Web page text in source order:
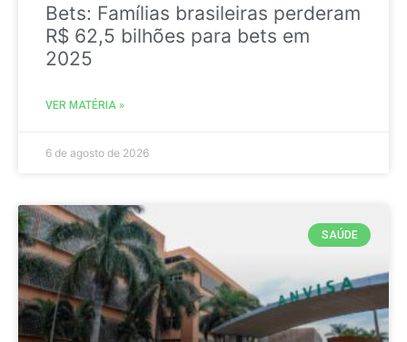
Bets: Famílias brasileiras perderam
R$ 62,5 bilhões para bets em
2025
VER MATÉRIA »
6 de agosto de 2026
SAÚDE